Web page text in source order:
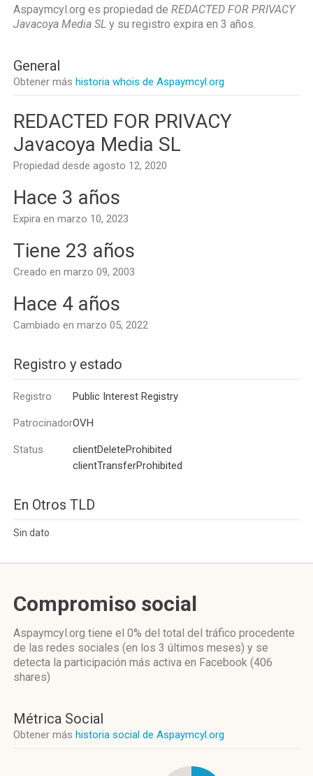
Aspaymcyl.org es propiedad de REDACTED FOR PRIVACY
Javacoya Media SL y su registro expira en 3 años.
General
Obtener más historia whois de Aspaymcyl.org
REDACTED FOR PRIVACY
Javacoya Media SL
Propiedad desde agosto 12, 2020
Hace 3 años
Expira en marzo 10, 2023
Tiene 23 años
Creado en marzo 09, 2003
Hace 4 años
Cambiado en marzo 05, 2022
Registro y estado
Registro Public Interest Registry
PatrocinadorOVH
Status
clientDeleteProhibited
clientTransferProhibited
En Otros TLD
Sin dato
Compromiso social
Aspaymcyl.org tiene el 0% del total del tráfico procedente
de las redes sociales (en los 3 últimos meses) y se
detecta la participación más activa en Facebook (406
shares)
Métrica Social
Obtener más historia social de Aspaymcyl.org